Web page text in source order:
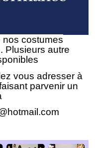
nos costumes
Plusieurs autre
vous adresser à
parvenir un